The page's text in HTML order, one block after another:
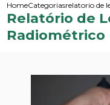
HomeCategoriasrelatorio de
Relatório de
Radiométrico